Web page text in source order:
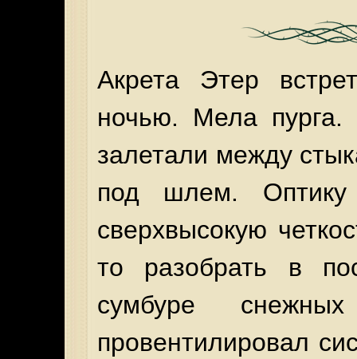
Акрета Этер
ночью. Мела пурга.
залетали между
под шлем. Оптику
сверхвысокую
то разобрать в
сумбуре
провентилировал